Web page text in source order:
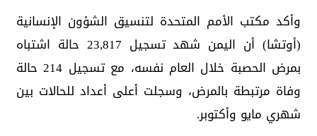
وأكد مكتب الأمم المتحدة لتنسيق الشؤون الإنسانية
(أوتشا) أن اليمن شهد تسجيل 23,817 حالة اشتباه
بمرض الحصبة خلال العام نفسه، مع تسجيل 214 حالة
وفاة مرتبطة بالمرض، وسجلت أعلى أعداد للحالات بين
شهري مايو وأكتوبر.